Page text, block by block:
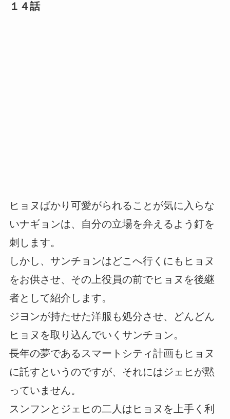
１４話
ヒョヌばかり可愛がられることが気に入らな
いナギョンは、自分の立場を弁えるよう釘を
刺します。
しかし、サンチョンはどこへ行くにもヒョヌ
をお供させ、その上役員の前でヒョヌを後継
者として紹介します。
ジヨンが持たせた洋服も処分させ、どんどん
ヒョヌを取り込んでいくサンチョン。
長年の夢であるスマートシティ計画もヒョヌ
に託すというのですが、それにはジェヒが黙
っていません。
スンフンとジェヒの二人はヒョヌを上手く利